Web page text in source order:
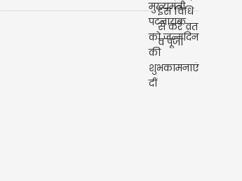
मुख्यमंत्री पटनायक को जन्मदिन